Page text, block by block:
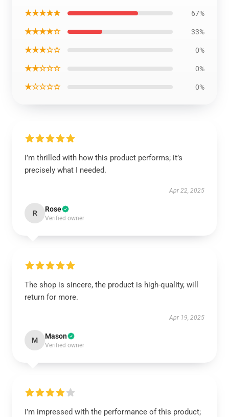
★★★★★ 67%
★★★★☆ 33%
★★★☆☆ 0%
★★☆☆☆ 0%
★☆☆☆☆ 0%
I’m thrilled with how this product performs; it’s
precisely what I needed.
Apr 22, 2025
R Rose
Verified owner
The shop is sincere, the product is high-quality, will
return for more.
Apr 19, 2025
M Mason
Verified owner
I’m impressed with the performance of this product;